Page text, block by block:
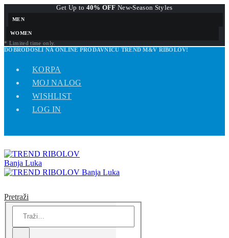
Get Up to 40% OFF New-Season Styles
MEN
WOMEN
* Limited time only.
DOBRODOŠLI NA ONLINE PRODAVNICU TREND M&V RIBOLOV!
KORPA
MOJ NALOG
WISHLIST
LOG IN
Pretraži